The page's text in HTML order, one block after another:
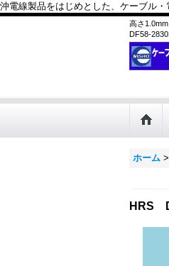
沖電線製品をはじめとした、ケーブル
高さ
DF58-
ホーム >
HRS